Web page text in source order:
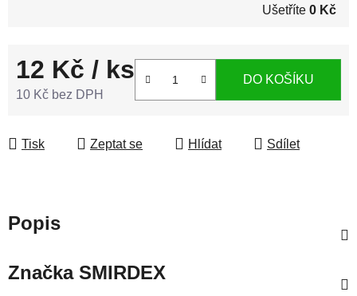
Ušetříte 0 Kč
12 Kč / ks
10 Kč bez DPH
DO KOŠÍKU
Tisk Zeptat se Hlídat Sdílet
Popis
ZnačkaSMIRDEX